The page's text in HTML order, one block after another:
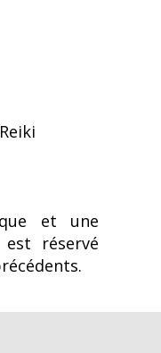
et une
réservé